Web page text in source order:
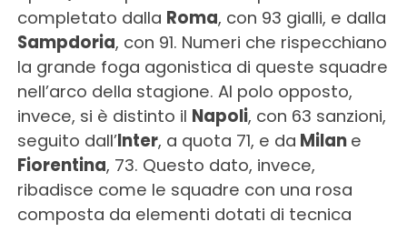
completato dalla Roma, con 93 gialli, e dalla
Sampdoria, con 91. Numeri che rispecchiano
la grande foga agonistica di queste squadre
nell’arco della stagione. Al polo opposto,
invece, si è distinto il Napoli, con 63 sanzioni,
seguito dall’Inter, a quota 71, e da Milan e
Fiorentina, 73. Questo dato, invece,
ribadisce come le squadre con una rosa
composta da elementi dotati di tecnica